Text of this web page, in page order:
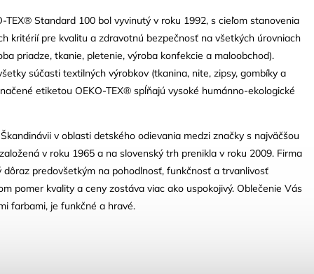
TEX® Standard 100 bol vyvinutý v roku 1992, s cieľom stanovenia
kritérií pre kvalitu a zdravotnú bezpečnosť na všetkých úrovniach
priadze, tkanie, pletenie, výroba konfekcie a maloobchod).
súčasti textilných výrobkov (tkanina, nite, zipsy, gombíky a
etiketou OEKO-TEX® spĺňajú vysoké humánno-ekologické
v oblasti detského odievania medzi značky s najväčšou
v roku 1965 a na slovenský trh prenikla v roku 2009. Firma
dôraz predovšetkým na pohodlnosť, funkčnosť a trvanlivosť
pomer kvality a ceny zostáva viac ako uspokojivý. Oblečenie Vás
farbami, je funkčné a hravé.